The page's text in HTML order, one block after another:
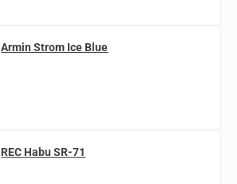
Armin Strom Ice Blue
REC Habu SR-71